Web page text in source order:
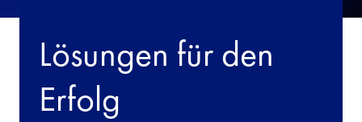
Lösungen für den
Erfolg